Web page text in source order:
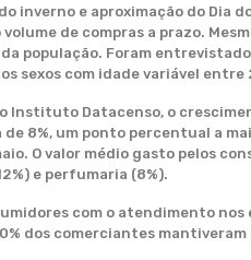
inverno e aproximação do Dia
de compras a prazo.
população. Foram
sexos com idade variável entre
Instituto Datacenso, o
8%, um ponto percentual a
O valor médio gasto pelos
e perfumaria (8%).
com o atendimento
dos comerciantes